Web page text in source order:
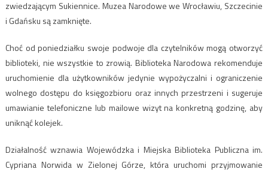
zwiedzającym Sukiennice. Muzea Narodowe we Wrocławiu, Szczecinie
i Gdańsku są zamknięte.
Choć od poniedziałku swoje podwoje dla czytelników mogą otworzyć
biblioteki, nie wszystkie to zrowią. Biblioteka Narodowa rekomenduje
uruchomienie dla użytkowników jedynie wypożyczalni i ograniczenie
wolnego dostępu do księgozbioru oraz innych przestrzeni i sugeruje
umawianie telefoniczne lub mailowe wizyt na konkretną godzinę, aby
uniknąć kolejek.
Działalność wznawia Wojewódzka i Miejska Biblioteka Publiczna im.
Cypriana Norwida w Zielonej Górze, która uruchomi przyjmowanie